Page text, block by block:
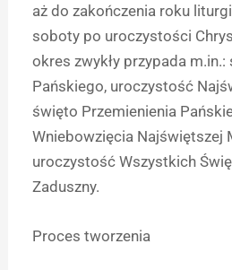
aż do zakończenia roku
soboty po uroczystości
okres zwykły przypada
Pańskiego, uroczystość
święto Przemienienia
Wniebowzięcia Najświętszej
uroczystość Wszystkich
Zaduszny.
Proces tworzenia